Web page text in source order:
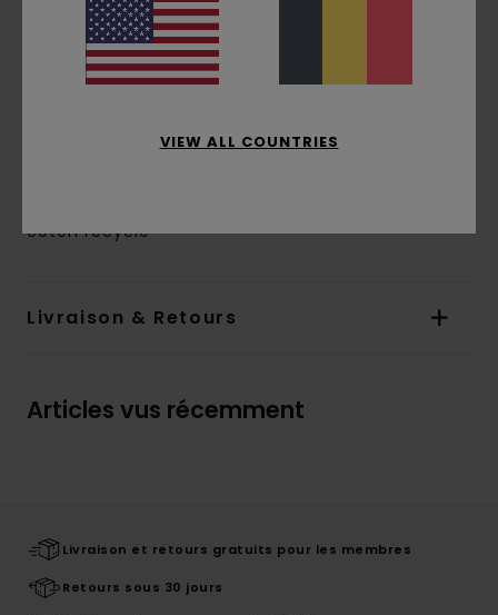
Brossé à l'intérieur
Poches :poche kangourou
Capuche :Capuche doublée en jersey de
Imprimé poitrine et dos
coton recyclé
Livraison & Retours
Articles vus récemment
Livraison et retours gratuits pour les membres
Retours sous 30 jours
VIEW ALL COUNTRIES